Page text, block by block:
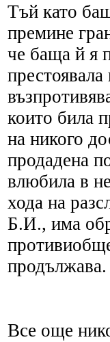
Тъй като
премине
че баща й я
които била
на никого
продадена
влюбила в
хода на
Б.И., има
продължава.
Все още